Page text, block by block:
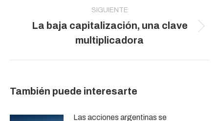
SIGUIENTE
Publicación
siguiente:
La baja capitalización, una clave
multiplicadora
También puede interesarte
Las acciones argentinas se